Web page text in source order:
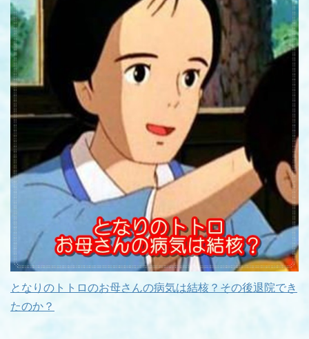
となりのトトロのお母さんの病気は結核？その後退院でき
たのか？